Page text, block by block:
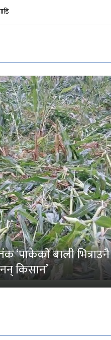
‘पाकेको बाली भित्राउनै
किसान’